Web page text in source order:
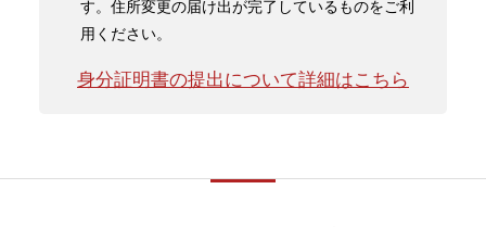
す。住所変更の届け出が完了しているものをご利
用ください。
身分証明書の提出について詳細はこちら